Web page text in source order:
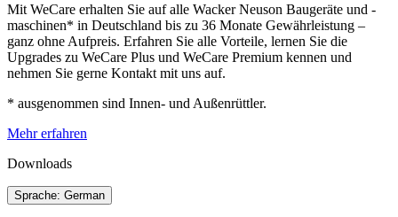
Mit WeCare erhalten Sie auf alle Wacker Neuson Baugeräte und -
maschinen* in Deutschland bis zu 36 Monate Gewährleistung –
ganz ohne Aufpreis. Erfahren Sie alle Vorteile, lernen Sie die
Upgrades zu WeCare Plus und WeCare Premium kennen und
nehmen Sie gerne Kontakt mit uns auf.
* ausgenommen sind Innen- und Außenrüttler.
Mehr erfahren
Downloads
Sprache: German